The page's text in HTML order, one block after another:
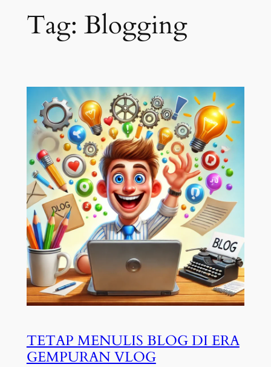
Tag: Blogging
TETAP MENULIS BLOG DI ERA
GEMPURAN VLOG